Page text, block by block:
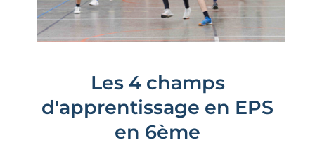
Les 4 champs
d'apprentissage en EPS
en 6ème